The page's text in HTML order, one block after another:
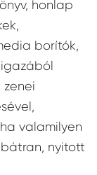
honlap
borítók,
zenei
valamilyen
nyitott